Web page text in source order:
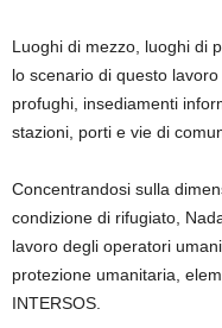
Luoghi di mezzo, luoghi di
lo scenario di questo
profughi, insediamenti
stazioni, porti e vie di
Concentrandosi sulla
condizione di rifugiato,
lavoro degli operatori
protezione umanitaria,
INTERSOS.